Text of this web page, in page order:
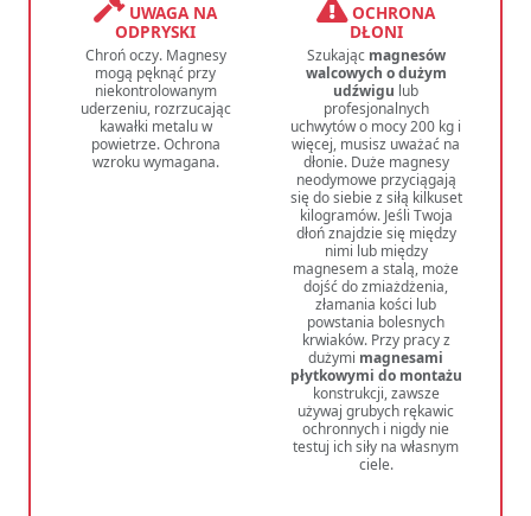
UWAGA NA
ODPRYSKI
Chroń oczy. Magnesy
mogą pęknąć przy
niekontrolowanym
uderzeniu, rozrzucając
kawałki metalu w
powietrze. Ochrona
wzroku wymagana.
OCHRONA
DŁONI
Szukając magnesów
walcowych o dużym
udźwigu lub
profesjonalnych
uchwytów o mocy 200 kg i
więcej, musisz uważać na
dłonie. Duże magnesy
neodymowe przyciągają
się do siebie z siłą kilkuset
kilogramów. Jeśli Twoja
dłoń znajdzie się między
nimi lub między
magnesem a stalą, może
dojść do zmiażdżenia,
złamania kości lub
powstania bolesnych
krwiaków. Przy pracy z
dużymi magnesami
płytkowymi do montażu
konstrukcji, zawsze
używaj grubych rękawic
ochronnych i nigdy nie
testuj ich siły na własnym
ciele.